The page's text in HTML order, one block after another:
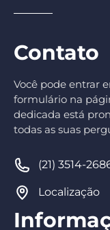
Contato
Você pode entrar
formulário na
dedicada está
todas as suas
(21) 3514-
Localização